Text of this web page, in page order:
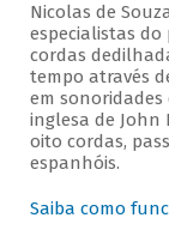
Nicolas de
especialistas
cordas
tempo através
em
inglesa de John
oito cordas,
espanhóis.
Saiba como